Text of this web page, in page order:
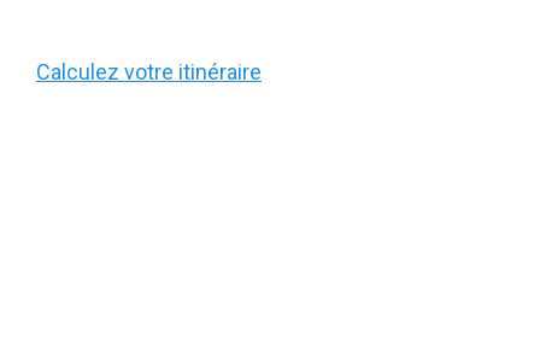
Calculez votre itinéraire